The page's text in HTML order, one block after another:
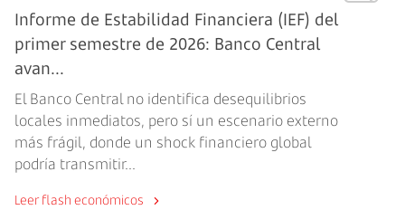
Informe de Estabilidad Financiera (IEF) del
primer semestre de 2026: Banco Central
avan...
El Banco Central no identifica desequilibrios
locales inmediatos, pero sí un escenario externo
más frágil, donde un shock financiero global
podría transmitir...
Leer flash económicos